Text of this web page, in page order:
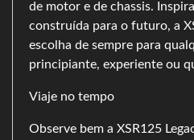
de motor e de chassis.
construída para o futuro, a
escolha de sempre para
principiante, experiente ou
Viaje no tempo
Observe bem a XSR125